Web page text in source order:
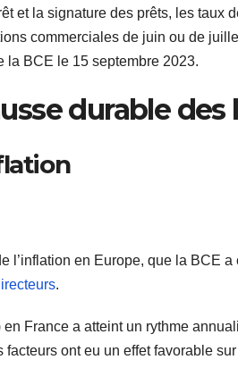
et la signature des prêts, les taux
commerciales de juin ou de
la BCE le 15 septembre 2023.
durable des
l’inflation en Europe, que la BCE
.
France a atteint un rythme
ont eu un effet favorable